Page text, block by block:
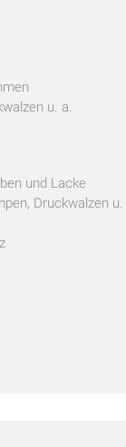
u. a.
und Lacke
Druckwalzen u.